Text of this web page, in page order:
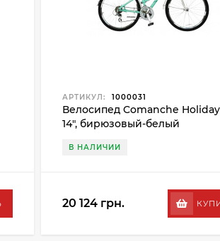
АРТИКУЛ: 1000031
Велосипед Comanche Holiday
14", бирюзовый-белый
В НАЛИЧИИ
20 124 грн.